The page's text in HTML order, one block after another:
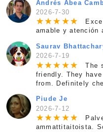
Andrés Abea
2026-7-30
★★★ ★★
amable y atención
Saurav
2026-7-19
★★★ ★★
The
friendly. They
from. Definitely
Piude Je
2026-7-12
★★★ ★★
ammattitaitoista.